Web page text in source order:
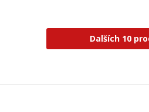
Dalších 10